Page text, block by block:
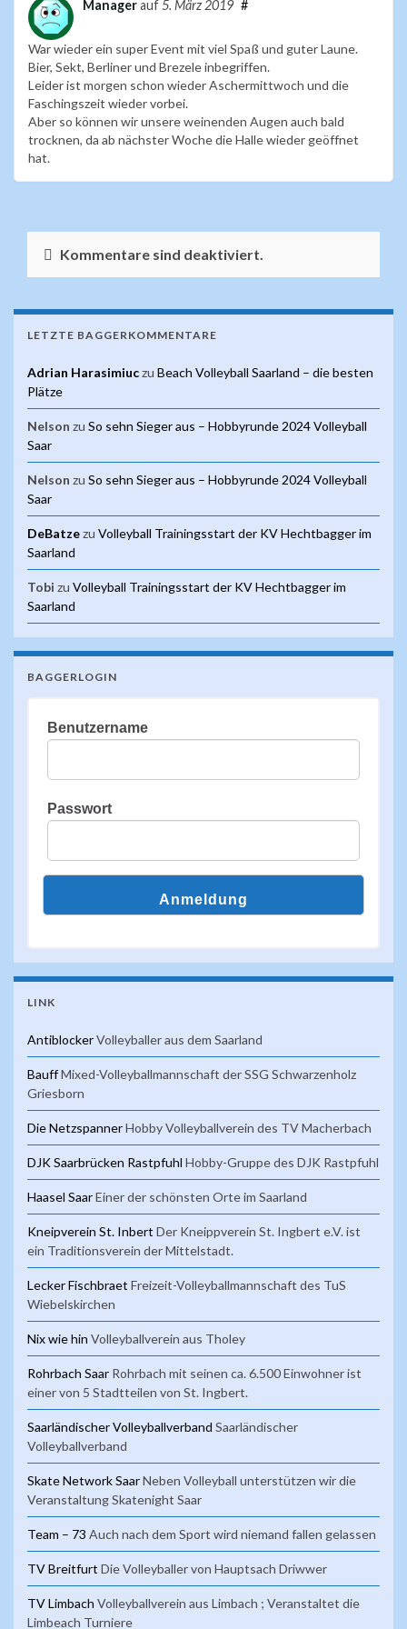
Managerauf5. März 2019 #
War wieder ein super Event mit viel Spaß und guter Laune.
Bier, Sekt, Berliner und Brezele inbegriffen.
Leider ist morgen schon wieder Aschermittwoch und die
Faschingszeit wieder vorbei.
Aber so können wir unsere weinenden Augen auch bald
trocknen, da ab nächster Woche die Halle wieder geöffnet
hat.
Kommentare sind deaktiviert.
LETZTE BAGGERKOMMENTARE
Adrian Harasimiuczu Beach Volleyball Saarland – die besten
Plätze
Nelson zu So sehn Sieger aus – Hobbyrunde 2024 Volleyball
Saar
Nelson zu So sehn Sieger aus – Hobbyrunde 2024 Volleyball
Saar
DeBatzezu Volleyball Trainingsstart der KV Hechtbagger im
Saarland
Tobi zu Volleyball Trainingsstart der KV Hechtbagger im
Saarland
BAGGERLOGIN
Benutzername
Passwort
LINK
AntiblockerVolleyballer aus dem Saarland
BauffMixed-Volleyballmannschaft der SSG Schwarzenholz
Griesborn
Die NetzspannerHobby Volleyballverein des TV Macherbach
DJK Saarbrücken Rastpfuhl Hobby-Gruppe des DJK Rastpfuhl
Haasel SaarEiner der schönsten Orte im Saarland
Kneipverein St. Inbert Der Kneippverein St. Ingbert e.V. ist
ein Traditionsverein der Mittelstadt.
Lecker Fischbraet Freizeit-Volleyballmannschaft des TuS
Wiebelskirchen
Nix wie hin Volleyballverein aus Tholey
Rohrbach Saar Rohrbach mit seinen ca. 6.500 Einwohner ist
einer von 5 Stadtteilen von St. Ingbert.
Saarländischer Volleyballverband Saarländischer
Volleyballverband
Skate Network SaarNeben Volleyball unterstützen wir die
Veranstaltung Skatenight Saar
Team – 73 Auch nach dem Sport wird niemand fallen gelassen
TV Breitfurt Die Volleyballer von Hauptsach Driwwer
TV Limbach Volleyballverein aus Limbach ; Veranstaltet die
Limbeach Turniere